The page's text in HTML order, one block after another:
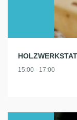
15:00 - 17:00